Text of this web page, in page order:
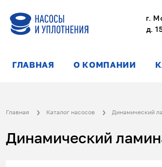
г.
д.
ГЛАВНАЯ О КОМПАНИИ
Главная Каталог насосов Динамический
Динамический